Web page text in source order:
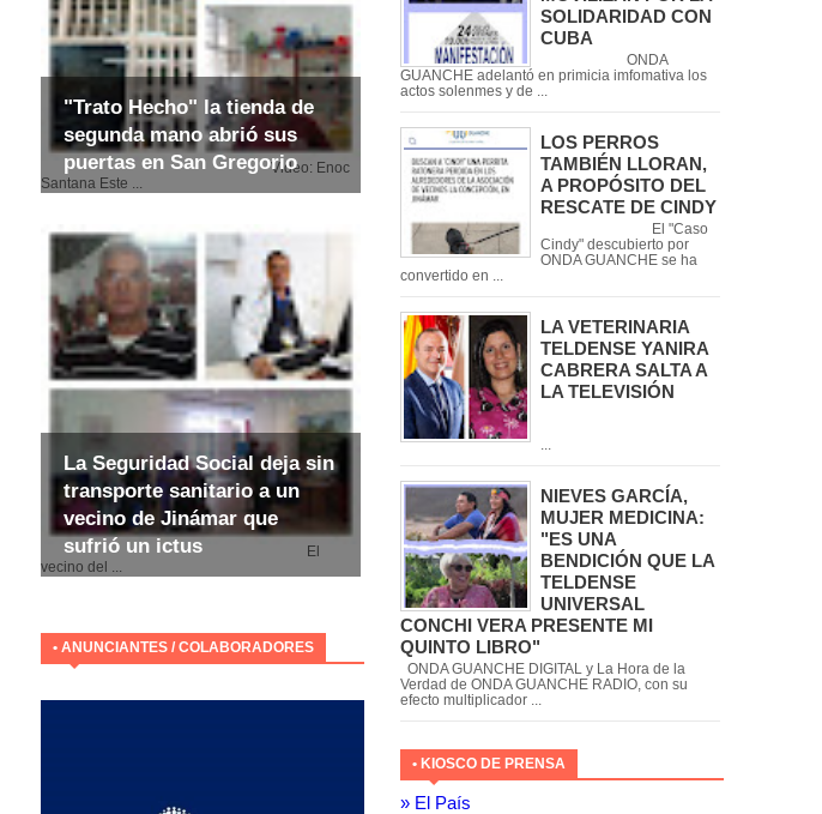
"Trato Hecho" la tienda de
segunda mano abrió sus
puertas en San Gregorio
Video: Enoc
Santana Este ...
La Seguridad Social deja sin
transporte sanitario a un
vecino de Jinámar que
sufrió un ictus
El
vecino del ...
• ANUNCIANTES / COLABORADORES
SOLIDARIDAD CON
CUBA
ONDA
GUANCHE adelantó en primicia imfomativa los
actos solenmes y de ...
LOS PERROS
TAMBIÉN LLORAN,
A PROPÓSITO DEL
RESCATE DE CINDY
El "Caso
Cindy" descubierto por
ONDA GUANCHE se ha
convertido en ...
LA VETERINARIA
TELDENSE YANIRA
CABRERA SALTA A
LA TELEVISIÓN
NIEVES GARCÍA,
MUJER MEDICINA:
"ES UNA
BENDICIÓN QUE LA
TELDENSE
UNIVERSAL
CONCHI VERA PRESENTE MI
QUINTO LIBRO"
ONDA GUANCHE DIGITAL y La Hora de la
Verdad de ONDA GUANCHE RADIO, con su
efecto multiplicador ...
• KIOSCO DE PRENSA
» El País